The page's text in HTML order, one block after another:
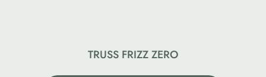
TRUSS FRIZZ ZERO